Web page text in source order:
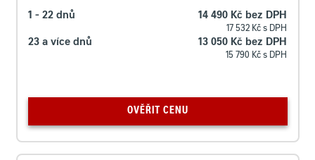
1 - 22 dnů 14 490 Kč bez DPH
17 532 Kč s DPH
23 a více dnů 13 050 Kč bez DPH
15 790 Kč s DPH
OVĚŘIT CENU